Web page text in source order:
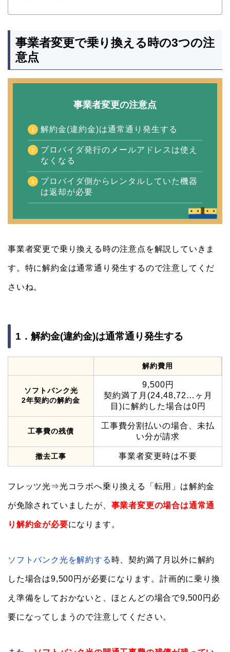
事業者変更で乗り換える時の3つの注
意点
事業者変更の注意点
解約金(違約金)は通常通り発生する
プロバイダ発行のメールアドレスは使え
なくなる
プロバイダ側からレンタルしていた機器
は返却が必要
事業者変更で乗り換える時の注意点を解説していきま
す。特に解約金は通常通り発生するので注意してくだ
さいね。
1．解約金(違約金)は通常通り発生する
解約費用
ソフトバンク光
2年契約の解約金
9,500円
契約満了月(24,48,72…ヶ月
目)に解約した場合は0円
工事費の残債
工事費分割払いの場合、未払
い分が請求
撤去工事 事業者変更時は不要
フレッツ光⇒光コラボへ乗り換える「転用」は解約金
が免除されていましたが、 事業者変更の場合は通常通
り解約金が必要になります。
ソフトバンク光を解約する 時、契約満了月以外に解約
した場合は9,500円が必要になります。計画的に乗り換
え準備をしておかないと、ほとんどの場合で9,500円必
要になってしまうので注意してください。